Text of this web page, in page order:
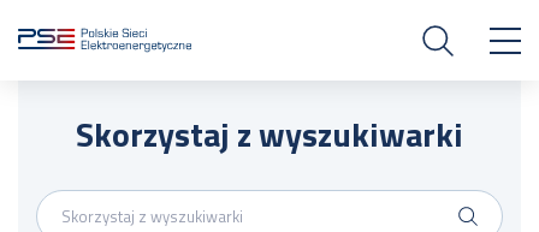
Skorzystaj z wyszukiwarki